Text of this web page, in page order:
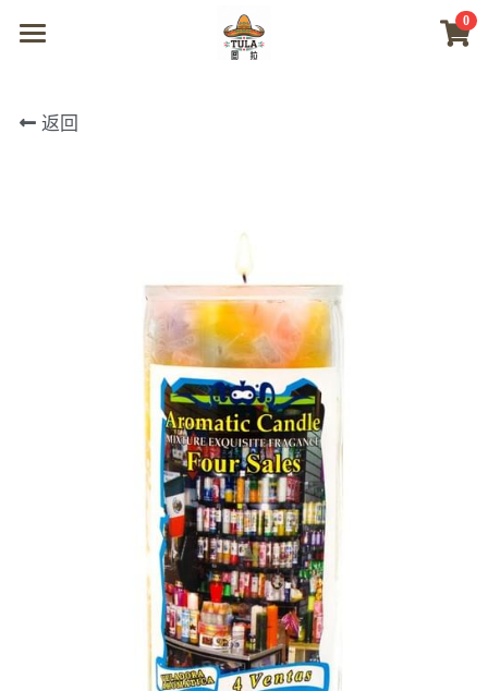
0
商城
微信联系
返回
×
商品分类
所有商品分类